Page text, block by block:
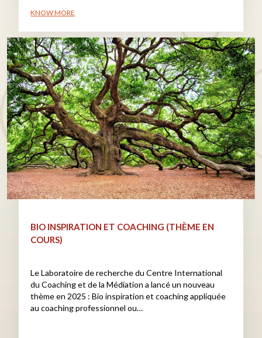
KNOW MORE
BIO INSPIRATION ET COACHING (THÈME EN
COURS)
Le Laboratoire de recherche du Centre International
du Coaching et de la Médiation a lancé un nouveau
thème en 2025 : Bio inspiration et coaching appliquée
au coaching professionnel ou…